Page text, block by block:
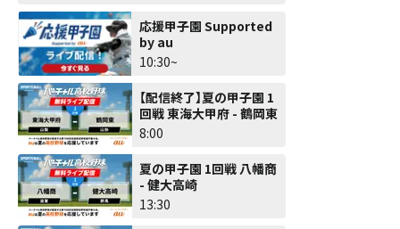
応援甲子園 Supported
by au
10:30~
【配信終了】夏の甲子園 1
回戦 東海大甲府 - 鶴岡東
8:00
夏の甲子園 1回戦 八幡商
- 健大高崎
13:30